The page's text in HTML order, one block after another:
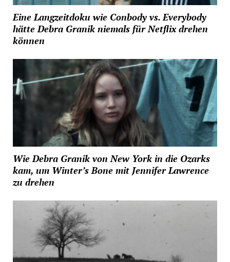
Eine Langzeitdoku wie Conbody vs. Everybody
hätte Debra Granik niemals für Netflix drehen
können
Wie Debra Granik von New York in die Ozarks
kam, um Winter’s Bone mit Jennifer Lawrence
zu drehen